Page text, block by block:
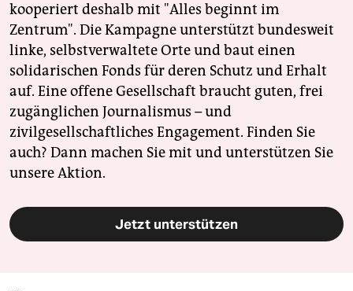
kooperiert deshalb mit "Alles beginnt im
Zentrum". Die Kampagne unterstützt bundesweit
linke, selbstverwaltete Orte und baut einen
solidarischen Fonds für deren Schutz und Erhalt
auf. Eine offene Gesellschaft braucht guten, frei
zugänglichen Journalismus – und
zivilgesellschaftliches Engagement. Finden Sie
auch? Dann machen Sie mit und unterstützen Sie
unsere Aktion.
Jetzt unterstützen